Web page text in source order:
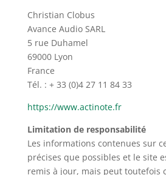
Christian Clobus
Avance Audio SARL
5 rue Duhamel
69000 Lyon
France
Tél. : + 33 (0)4 27 11 84 33
https://www.actinote.fr
Limitation de responsabilité
Les informations contenues sur
précises que possibles et le site
remis à jour, mais peut toutefois